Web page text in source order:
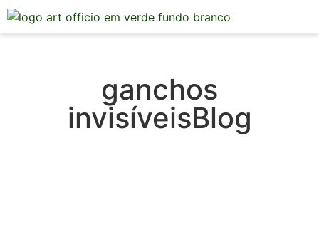
ganchos
invisíveisBlog